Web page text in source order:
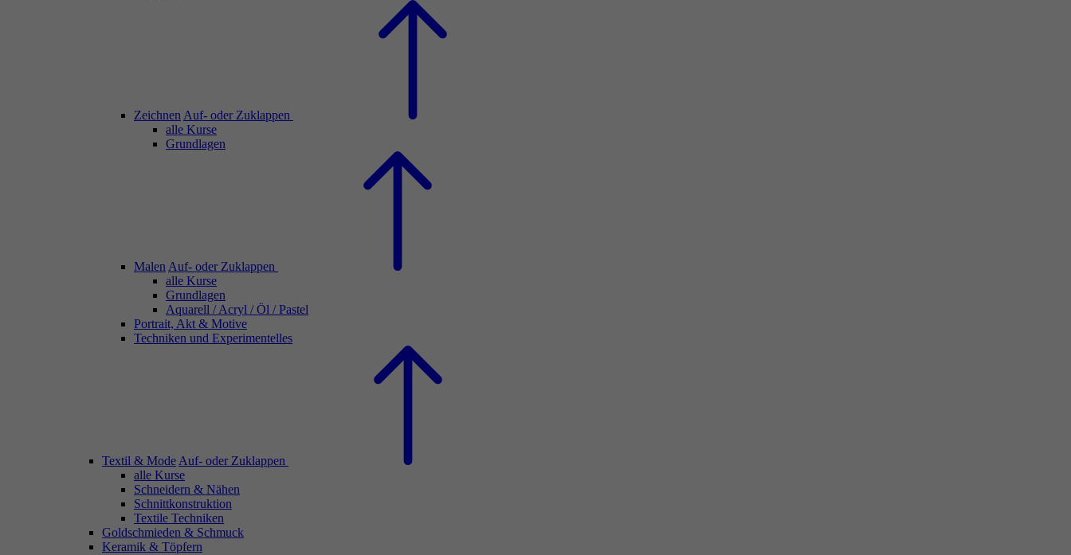
Zeichnen Auf- oder Zuklappen
alle Kurse
Grundlagen
Malen Auf- oder Zuklappen
alle Kurse
Grundlagen
Aquarell / Acryl / Öl / Pastel
Portrait, Akt & Motive
Techniken und Experimentelles
Textil & Mode Auf- oder Zuklappen
alle Kurse
Schneidern & Nähen
Schnittkonstruktion
Textile Techniken
Goldschmieden & Schmuck
Keramik & Töpfern